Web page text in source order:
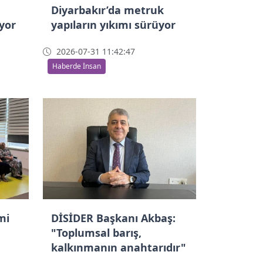
Diyarbakır’da metruk
yapıların yıkımı sürüyor
2026-07-31 11:42:47
Haberde İnsan
DİSİDER Başkanı Akbaş:
"Toplumsal barış,
kalkınmanın anahtarıdır"